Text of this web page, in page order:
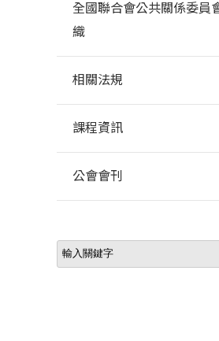
全國聯合會公共關係委員
織
相關法規
課程資訊
公會會刊